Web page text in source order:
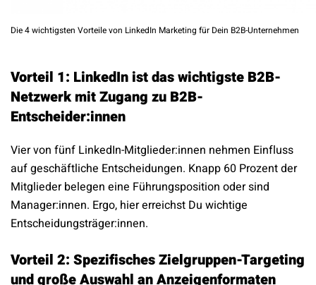
Die 4 wichtigsten Vorteile von LinkedIn Marketing für Dein B2B-Unternehmen
Vorteil 1: LinkedIn ist das wichtigste B2B-
Netzwerk mit Zugang zu B2B-
Entscheider:innen
Vier von fünf LinkedIn-Mitglieder:innen nehmen Einfluss
auf geschäftliche Entscheidungen. Knapp 60 Prozent der
Mitglieder belegen eine Führungsposition oder sind
Manager:innen. Ergo, hier erreichst Du wichtige
Entscheidungsträger:innen.
Vorteil 2: Spezifisches Zielgruppen-Targeting
und große Auswahl an Anzeigenformaten